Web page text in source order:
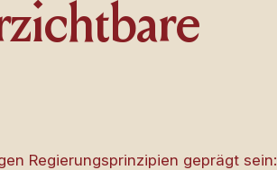
Regierungsprinzipien geprägt sein: